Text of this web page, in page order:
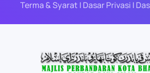
Terma & Syarat | Dasar Privasi |